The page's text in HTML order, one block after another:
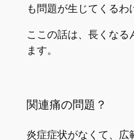
も問題が生じてくるわ
ここの話は、長くなる
ます。
関連痛の問題？
炎症症状がなくて、広